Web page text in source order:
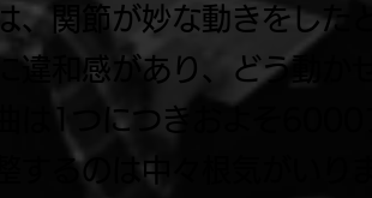
は、関節が妙な動きをした
に違和感があり、どう動
曲は1つにつきおよそ6000
整するのは中々根気がいり